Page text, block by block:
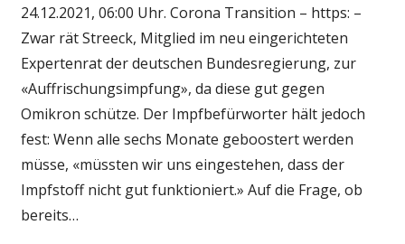
24.12.2021, 06:00 Uhr. Corona Transition – https: –
Zwar rät Streeck, Mitglied im neu eingerichteten
Expertenrat der deutschen Bundesregierung, zur
«Auffrischungsimpfung», da diese gut gegen
Omikron schütze. Der Impfbefürworter hält jedoch
fest: Wenn alle sechs Monate geboostert werden
müsse, «müssten wir uns eingestehen, dass der
Impfstoff nicht gut funktioniert.» Auf die Frage, ob
bereits…